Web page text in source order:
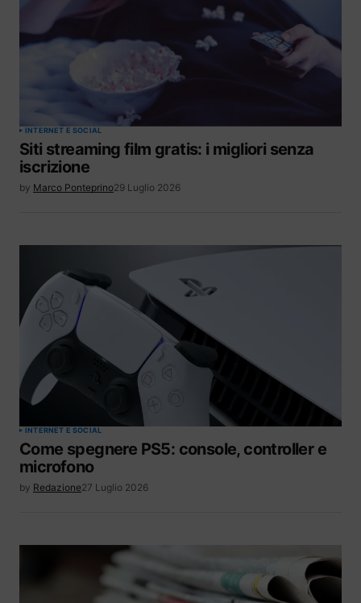
INTERNET E SOCIAL
Siti streaming film gratis: i migliori senza
iscrizione
by Marco Ponteprino29 Luglio 2026
INTERNET E SOCIAL
Come spegnere PS5: console, controller e
microfono
by Redazione27 Luglio 2026